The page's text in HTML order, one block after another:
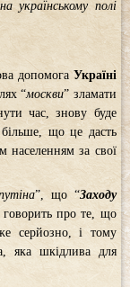
українському полі
допомога Україні
“москви” зламати
час, знову буде
що це дасть
населенням за свої
”, що “Заходу
говорить про те, що
серйозно, і тому
яка шкідлива для